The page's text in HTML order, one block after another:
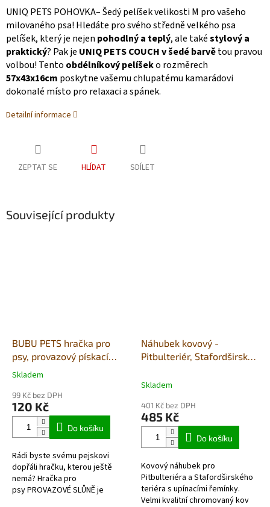
UNIQ PETS POHOVKA– Šedý pelíšek velikosti M pro vašeho
milovaného psa! Hledáte pro svého středně velkého psa
pelíšek, který je nejen pohodlný a teplý, ale takéstylový a
praktický? Pak je UNIQ PETS COUCH v šedé barvětou pravou
volbou! Tento obdélníkový pelíšeko rozměrech
57x43x16cm poskytne vašemu chlupatému kamarádovi
dokonalé místo pro relaxaci a spánek.
Detailní informace
ZEPTAT SE HLÍDAT SDÍLET
Související produkty
BUBU PETS hračka pro
psy, provazový pískací
slon 28x12cm
Průměrné
produktu
je
hvězdiček.
Skladem
99 Kč bez DPH
120 Kč
Do košíku
Rádi byste svému pejskovi
dopřáli hračku, kterou ještě
nemá? Hračka pro
psy PROVAZOVÉ SLŮNĚ je
Náhubek kovový -
Pitbulteriér, Stafordširský
Skladem
401 Kč bez DPH
485 Kč
Do košíku
Kovový náhubek pro
Pitbulteriéra a Stafordširského
teriéra s upínacími řemínky.
Velmi kvalitní chromovaný kov